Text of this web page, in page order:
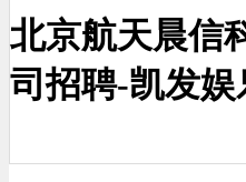
北京航天晨信
司招聘-凯发娱